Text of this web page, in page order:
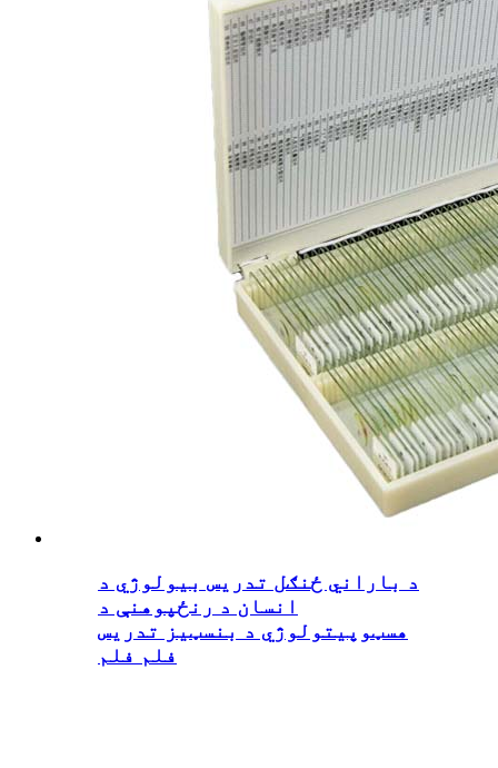
د باراني ځنګل تدریس بیولوژي د
انسان د رنځپوهنې د
هسټوپیتولوژي د بنسټیز تدریس
فلم فلم